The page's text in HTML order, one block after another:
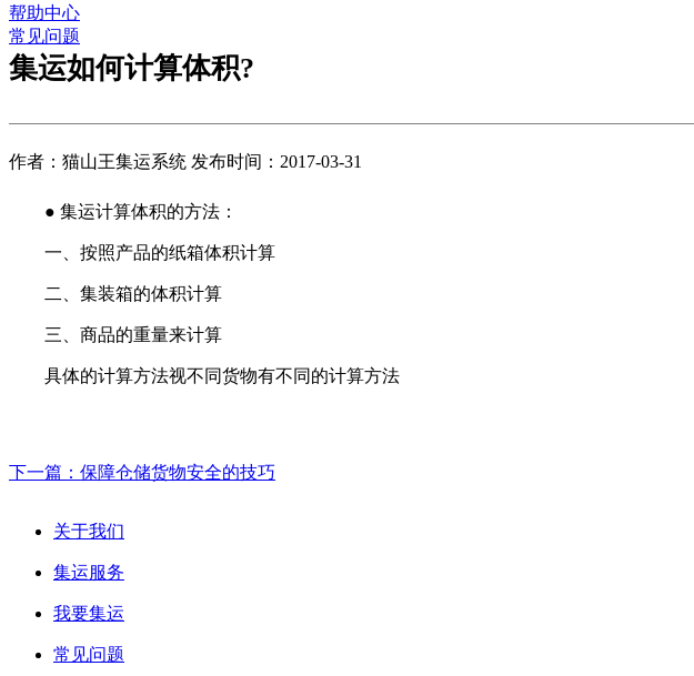
帮助中心
常见问题
集运如何计算体积?
作者：猫山王集运系统 发布时间：2017-03-31
● 集运计算体积的方法：
一、按照产品的纸箱体积计算
二、集装箱的体积计算
三、商品的重量来计算
具体的计算方法视不同货物有不同的计算方法
下一篇：保障仓储货物安全的技巧
关于我们
集运服务
我要集运
常见问题